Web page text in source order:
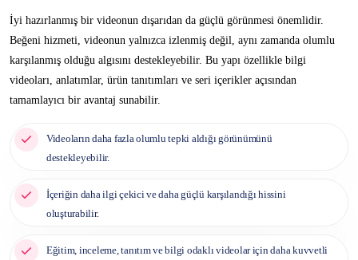
İyi hazırlanmış bir videonun dışarıdan da güçlü görünmesi önemlidir.
Beğeni hizmeti, videonun yalnızca izlenmiş değil, aynı zamanda olumlu
karşılanmış olduğu algısını destekleyebilir. Bu yapı özellikle bilgi
videoları, anlatımlar, ürün tanıtımları ve seri içerikler açısından
tamamlayıcı bir avantaj sunabilir.
Videoların daha fazla olumlu tepki aldığı görünümünü
destekleyebilir.
İçeriğin daha ilgi çekici ve daha güçlü karşılandığı hissini
oluşturabilir.
Eğitim, inceleme, tanıtım ve bilgi odaklı videolar için daha kuvvetli